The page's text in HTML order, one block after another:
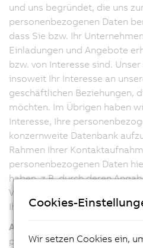
und uns begründet, die uns
personenbezogenen Daten
dass Sie bzw. Ihr
Einladungen und Angebote
bzw. von Interesse sind.
insoweit Ihr Interesse an
geschäftlichen Beziehungen,
möchten. Im Übrigen haben
Interesse, Ihre
konzernweite Datenbank
Rahmen Ihrer
personenbezogenen Daten
haben, z.B. durch deren
Vertragsverhältnis bzw. einer
Ihnen stehen.
Art. 6 Abs. 1 lit. a) DSGVO
personenbezogenen Daten in
Cookies-
Wir setzen Cookies ein,